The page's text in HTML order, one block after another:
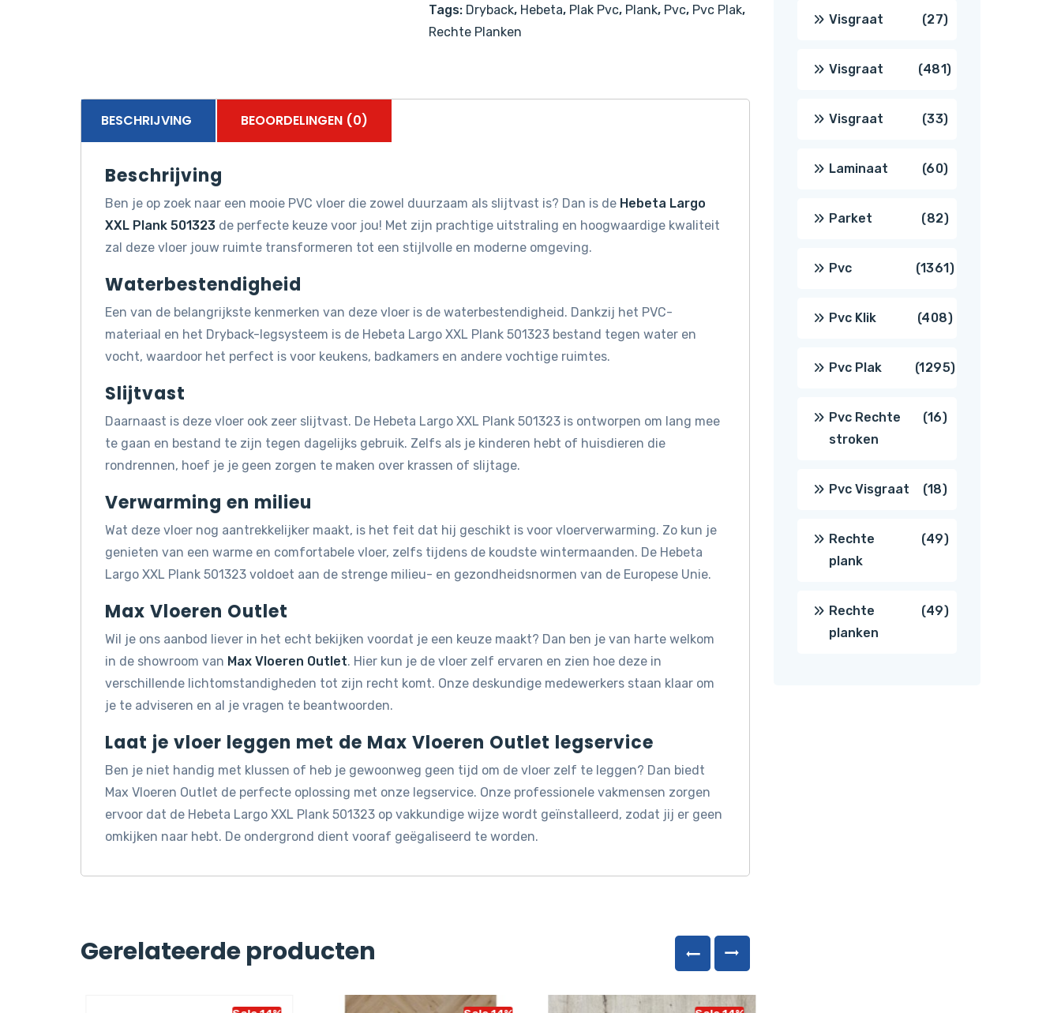
Tags: Dryback, Hebeta, Plak Pvc, Plank, Pvc, Pvc Plak,
Rechte Planken
BESCHRIJVING BEOORDELINGEN (0)
Beschrijving
Ben je op zoek naar een mooie PVC vloer die zowel duurzaam als slijtvast is? Dan is de Hebeta Largo
XXL Plank 501323 de perfecte keuze voor jou! Met zijn prachtige uitstraling en hoogwaardige kwaliteit
zal deze vloer jouw ruimte transformeren tot een stijlvolle en moderne omgeving.
Waterbestendigheid
Een van de belangrijkste kenmerken van deze vloer is de waterbestendigheid. Dankzij het PVC-
materiaal en het Dryback-legsysteem is de Hebeta Largo XXL Plank 501323 bestand tegen water en
vocht, waardoor het perfect is voor keukens, badkamers en andere vochtige ruimtes.
Slijtvast
Daarnaast is deze vloer ook zeer slijtvast. De Hebeta Largo XXL Plank 501323 is ontworpen om lang mee
te gaan en bestand te zijn tegen dagelijks gebruik. Zelfs als je kinderen hebt of huisdieren die
rondrennen, hoef je je geen zorgen te maken over krassen of slijtage.
Verwarming en milieu
Wat deze vloer nog aantrekkelijker maakt, is het feit dat hij geschikt is voor vloerverwarming. Zo kun je
genieten van een warme en comfortabele vloer, zelfs tijdens de koudste wintermaanden. De Hebeta
Largo XXL Plank 501323 voldoet aan de strenge milieu- en gezondheidsnormen van de Europese Unie.
Max Vloeren Outlet
Wil je ons aanbod liever in het echt bekijken voordat je een keuze maakt? Dan ben je van harte welkom
in de showroom van Max Vloeren Outlet. Hier kun je de vloer zelf ervaren en zien hoe deze in
verschillende lichtomstandigheden tot zijn recht komt. Onze deskundige medewerkers staan klaar om
je te adviseren en al je vragen te beantwoorden.
Laat je vloer leggen met de Max Vloeren Outlet legservice
Ben je niet handig met klussen of heb je gewoonweg geen tijd om de vloer zelf te leggen? Dan biedt
Max Vloeren Outlet de perfecte oplossing met onze legservice. Onze professionele vakmensen zorgen
ervoor dat de Hebeta Largo XXL Plank 501323 op vakkundige wijze wordt geïnstalleerd, zodat jij er geen
omkijken naar hebt. De ondergrond dient vooraf geëgaliseerd te worden.
Gerelateerde producten
Visgraat 2727
producten
Visgraat 481481
Visgraat 3333
producten
Laminaat 6060
producten
Parket 8282
producten
Pvc 13611361
producten
Pvc Klik 408408
producten
Pvc Plak 12951295
Pvc Rechte
stroken
1616
Pvc Visgraat 1818
producten
Rechte
plank
4949
Rechte
planken
4949